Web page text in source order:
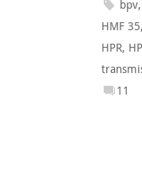
bpv,
HMF 35,
HPR,
11